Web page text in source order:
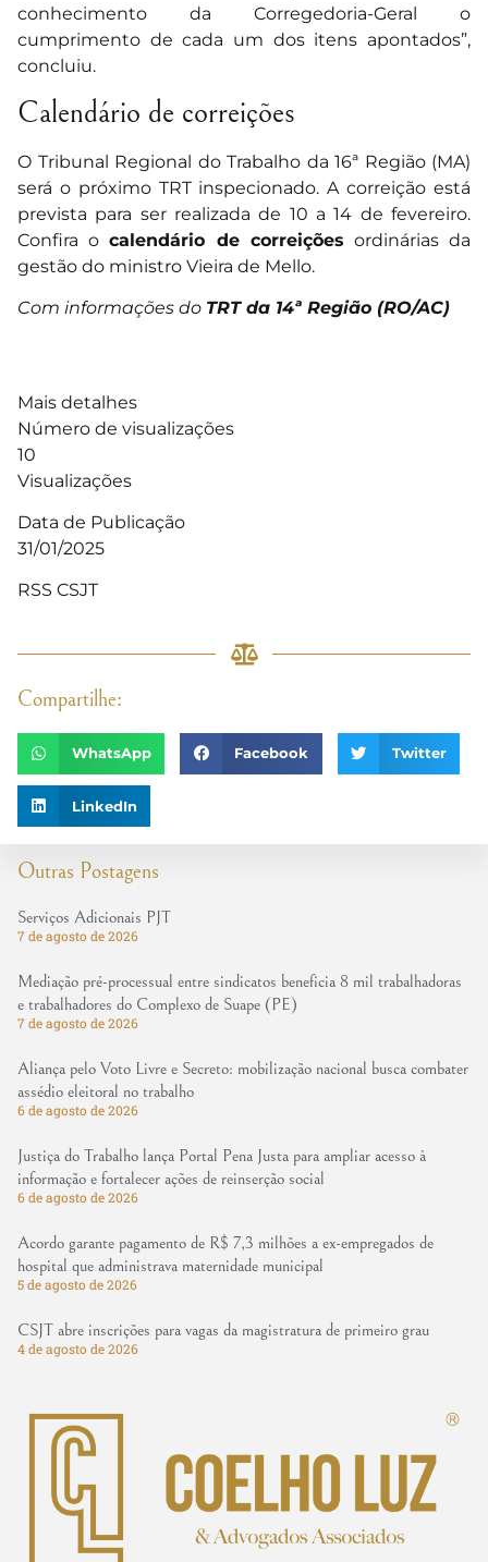
Outras Postagens
Serviços Adicionais PJT
7 de agosto de 2026
Mediação pré-processual entre sindicatos beneficia 8 mil trabalhadoras
e trabalhadores do Complexo de Suape (PE)
7 de agosto de 2026
Aliança pelo Voto Livre e Secreto: mobilização nacional busca combater
assédio eleitoral no trabalho
6 de agosto de 2026
Justiça do Trabalho lança Portal Pena Justa para ampliar acesso à
informação e fortalecer ações de reinserção social
6 de agosto de 2026
Acordo garante pagamento de R$ 7,3 milhões a ex-empregados de
hospital que administrava maternidade municipal
5 de agosto de 2026
CSJT abre inscrições para vagas da magistratura de primeiro grau
4 de agosto de 2026
conhecimento da Corregedoria-Geral o
cumprimento de cada um dos itens apontados”,
concluiu.
Calendário de correições
O Tribunal Regional do Trabalho da 16ª Região (MA)
será o próximo TRT inspecionado. A correição está
prevista para ser realizada de 10 a 14 de fevereiro.
Confira ocalendário de correições ordinárias da
gestão do ministro Vieira de Mello.
Com informações do TRT da 14ª Região (RO/AC)
Mais detalhes
Número de visualizações
10
Visualizações
Data de Publicação
31/01/2025
RSS CSJT
Compartilhe:
WhatsApp Facebook Twitter
LinkedIn